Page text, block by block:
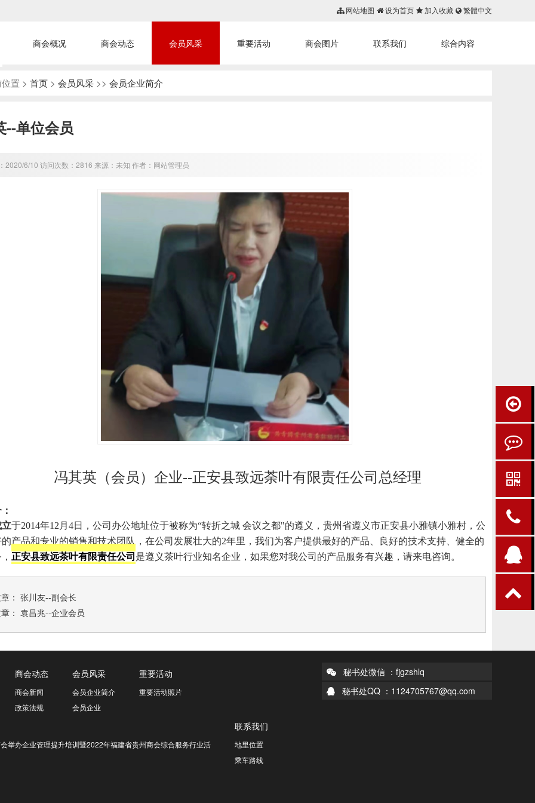
网站地图 设为首页 加入收藏 繁體中文
综合内容
联系我们
商会图片
重要活动
会员风采
商会动态
商会概况
置 > 首页 > 会员风采 >> 会员企业简介
--单位会员
2020/6/10 访问次数：2816 来源：未知 作者：网站管理员
冯其英（会员 ）企业--正安县致远荼叶有限责任公司总经理
于2014年12月4日，公司办公地址位于被称为“转折之城 会议之都"的遵义，贵州省遵义市正安县小雅镇小雅村，公
产品和专业的销售和技术团队，在公司发展壮大的2年里，我们为客户提供最好的产品、良好的技术支持、健全的
正安县致远茶叶有限责任公司 是遵义茶叶行业知名企业，如果您对我公司的产品服务有兴趣，请来电咨询。
： 张川友--副会长
： 袁昌兆--企业会员
商会动态
商会新闻
政策法规
会员风采
会员企业简介
会员企业
重要活动
重要活动照片
举办企业管理提升培训暨2022年福建省贵州商会综合服务行业活
联系我们
地里位置
乘车路线
秘书处微信 ：fjgzshlq
秘书处QQ ：1124705767@qq.com